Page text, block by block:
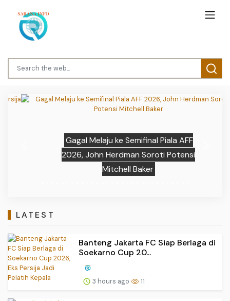
Gagal Melaju ke Semifinal Piala AFF
2026, John Herdman Soroti Potensi
Mitchell Baker
LATEST
Banteng Jakarta FC Siap Berlaga di
Soekarno Cup 20...
3 hours ago 11